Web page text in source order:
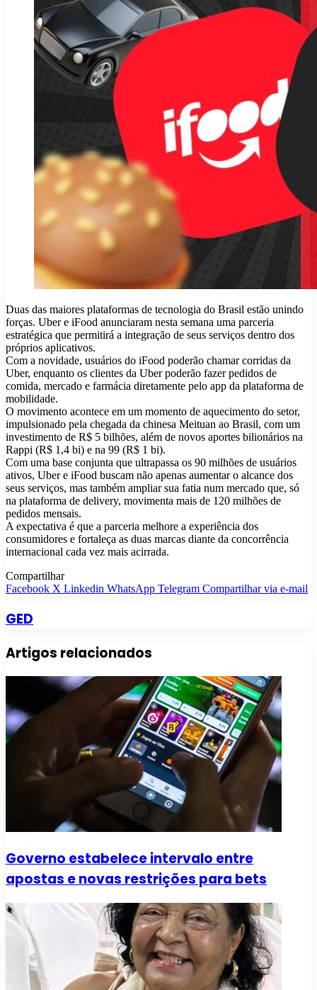
Duas das maiores plataformas de tecnologia do Brasil estão unindo
forças. Uber e iFood anunciaram nesta semana uma parceria
estratégica que permitirá a integração de seus serviços dentro dos
próprios aplicativos.
Com a novidade, usuários do iFood poderão chamar corridas da
Uber, enquanto os clientes da Uber poderão fazer pedidos de
comida, mercado e farmácia diretamente pelo app da plataforma de
mobilidade.
O movimento acontece em um momento de aquecimento do setor,
impulsionado pela chegada da chinesa Meituan ao Brasil, com um
investimento de R$ 5 bilhões, além de novos aportes bilionários na
Rappi (R$ 1,4 bi) e na 99 (R$ 1 bi).
Com uma base conjunta que ultrapassa os 90 milhões de usuários
ativos, Uber e iFood buscam não apenas aumentar o alcance dos
seus serviços, mas também ampliar sua fatia num mercado que, só
na plataforma de delivery, movimenta mais de 120 milhões de
pedidos mensais.
A expectativa é que a parceria melhore a experiência dos
consumidores e fortaleça as duas marcas diante da concorrência
internacional cada vez mais acirrada.
Compartilhar
Facebook X Linkedin WhatsApp Telegram Compartilhar via e-mail
GED
Artigos relacionados
Governo estabelece intervalo entre
apostas e novas restrições para bets